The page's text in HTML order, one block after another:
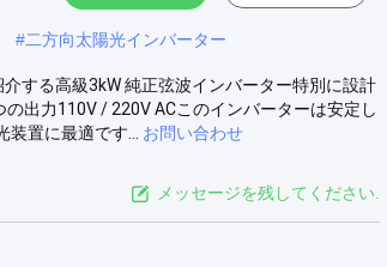
#二方向太陽光インバーター
する高級3kW 純正弦波インバーター特別に設計
出力110V / 220V ACこのインバーターは安定し
置に最適です...
お問い合わせ
メッセージを残してください.